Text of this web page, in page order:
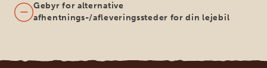
Gebyr for alternative
afhentnings-/afleveringssteder for din lejebil